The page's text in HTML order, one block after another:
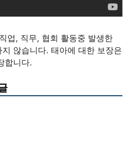
업, 직무, 협회 활동중 발생한
않습니다. 태아에 대한 보장은
합니다.